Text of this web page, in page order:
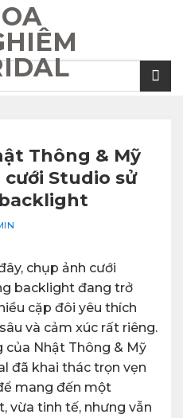
Thông & Mỹ
cưới Studio sử
chụp ảnh cưới
backlight đang trở
cặp đôi yêu thích
và cảm xúc rất riêng.
của Nhật Thông & Mỹ
đã khai thác trọn vẹn
mang đến một
vừa tinh tế, nhưng vẫn